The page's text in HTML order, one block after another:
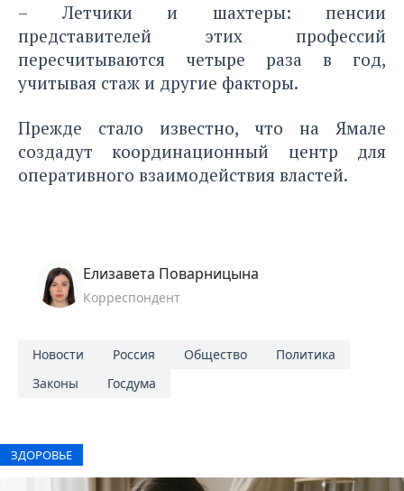
– Летчики и шахтеры: пенсии
представителей этих профессий
пересчитываются четыре раза в год,
учитывая стаж и другие факторы.
Прежде стало известно, что на Ямале
создадут координационный центр для
оперативного взаимодействия властей.
Елизавета Поварницына
Корреспондент
Новости Россия Общество
Политика
Законы
Госдума
ЗДОРОВЬЕ